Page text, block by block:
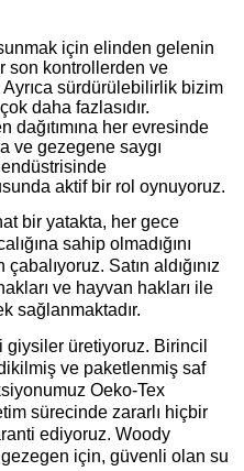
için elinden gelenin
son kontrollerden ve
sürdürülebilirlik bizim
daha fazlasıdır.
dağıtımına her evresinde
ve gezegene saygı
endüstrisinde
aktif bir rol oynuyoruz.
bir yatakta, her gece
sahip olmadığını
Satın aldığınız
ve hayvan hakları ile
sağlanmaktadır.
giysiler üretiyoruz. Birincil
ve paketlenmiş saf
Oeko-Tex
sürecinde zararlı hiçbir
ediyoruz. Woody
için, güvenli olan su